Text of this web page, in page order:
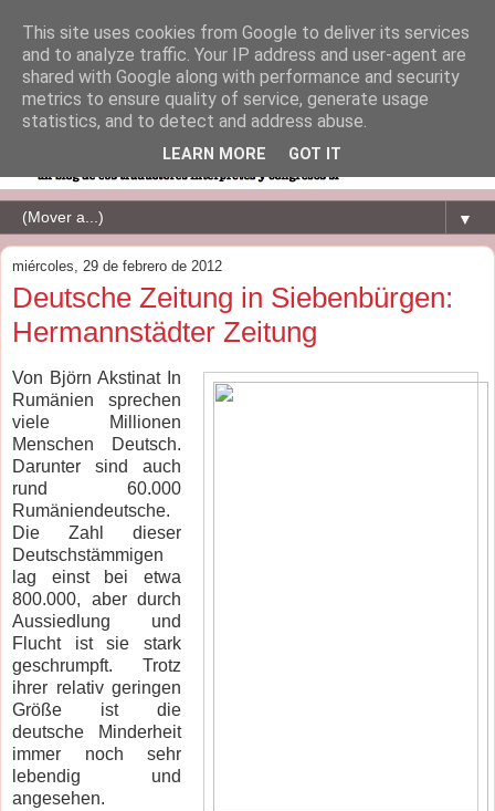
▼
miércoles, 29 de febrero de 2012
Deutsche Zeitung in Siebenbürgen:
Hermannstädter Zeitung
Von Björn Akstinat In
Rumänien sprechen
viele Millionen
Menschen Deutsch.
Darunter sind auch
rund 60.000
Rumäniendeutsche.
Die Zahl dieser
Deutschstämmigen
lag einst bei etwa
800.000, aber durch
Aussiedlung und
Flucht ist sie stark
geschrumpft. Trotz
ihrer relativ geringen
Größe ist die
deutsche Minderheit
immer noch sehr
lebendig und
angesehen.
This site uses cookies from Google to deliver its services
and to analyze traffic. Your IP address and user-agent are
shared with Google along with performance and security
metrics to ensure quality of service, generate usage
statistics, and to detect and address abuse.
LEARN MORE GOT IT